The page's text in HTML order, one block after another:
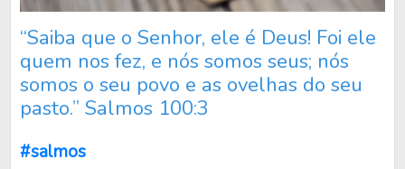
“Saiba que o Senhor, ele é Deus! Foi ele
quem nos fez, e nós somos seus; nós
somos o seu povo e as ovelhas do seu
pasto.” Salmos 100:3
#salmos